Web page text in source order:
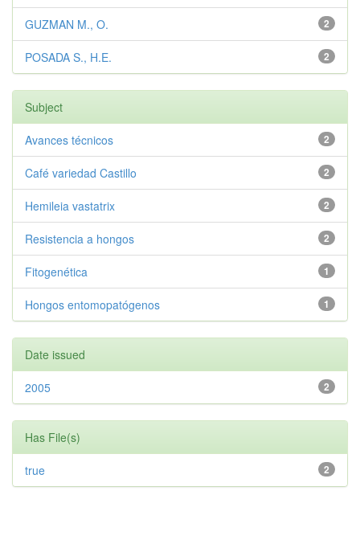
2
GUZMAN M., O.
2
POSADA S., H.E.
Subject
2
Avances técnicos
2
Café variedad Castillo
2
Hemileia vastatrix
2
Resistencia a hongos
1
Fitogenética
1
Hongos entomopatógenos
Date issued
2
2005
Has File(s)
2
true